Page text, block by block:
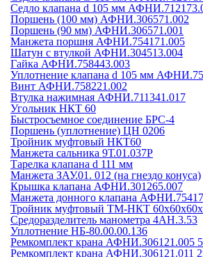
Седло клапана d 105 мм
Поршень (100 мм) АФНИ.306571.002
Поршень (90 мм) АФНИ.306571.001
Манжета поршня АФНИ.754171.005
Шатун с втулкой АФНИ.304513.004
Гайка АФНИ.758443.003
Уплотнение клапана d 105 мм
Винт АФНИ.758221.002
Втулка нажимная АФНИ.711341.017
Угольник НКТ 60
Быстросъемное соединение БРС-4
Поршень (уплотнение) ЦН 0206
Тройник муфтовый НКТ60
Манжета сальника 9Т.01.037Р
Тарелка клапана d 111 мм
Манжета ЗАУ.01. 012 (на гнездо конуса)
Крышка клапана АФНИ.301265.007
Манжета донного клапана
Тройник муфтовый ТМ-НКТ
Средоразделитель манометра 4АН.3.53
Уплотнение НБ-80.00.00.136
Ремкомплект крана АФНИ.306121.005
Ремкомплект крана АФНИ.306121.011